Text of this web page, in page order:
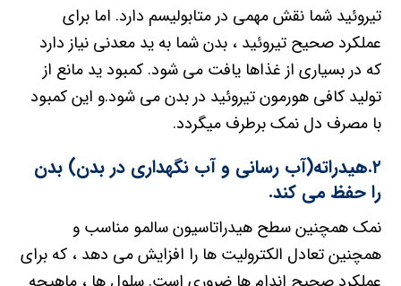
تیروئید شما نقش مهمی در متابولیسم دارد. اما برای
عملکرد صحیح تیروئید ، بدن شما به ید معدنی نیاز دارد
که در بسیاری از غذاها یافت می شود. کمبود ید مانع از
تولید کافی هورمون تیروئید در بدن می شود.و این کمبود
با مصرف دل نمک برطرف میگردد.
۲.هیدراته(آب رسانی و آب نگهداری در بدن) بدن
را حفظ می کند.
نمک همچنین سطح هیدراتاسیون سالمو مناسب و
همچنین تعادل الکترولیت ها را افزایش می دهد ، که برای